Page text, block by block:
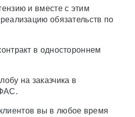
и вместе с этим
обязательств по
в одностороннем
на заказчика в
вы в любое время